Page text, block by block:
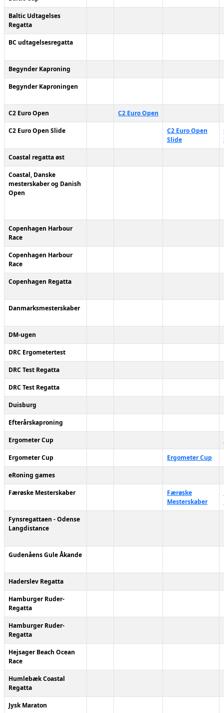
Baltic Udtagelses
Regatta
BC udtagelsesregatta
Begynder Kaproning
Begynder Kaproningen
C2 Euro Open C2 Euro Open
C2 Euro Open Slide
C2 Euro Open
Slide
Coastal regatta øst
Coastal, Danske
mesterskaber og Danish
Open
Copenhagen Harbour
Race
Copenhagen Harbour
Race
Copenhagen Regatta
Danmarksmesterskaber
DM-ugen
DRC Ergometertest
DRC Test Regatta
DRC Test Regatta
Duisburg
Efterårskaproning
Ergometer Cup
Ergometer Cup Ergometer Cup
eRoning games
Færøske Mesterskaber
Færøske
Mesterskaber
Fynsregattaen - Odense
Langdistance
Gudenåens Gule Åkande
Haderslev Regatta
Hamburger Ruder-
Regatta
Hamburger Ruder-
Regatta
Hejsager Beach Ocean
Race
Humlebæk Coastal
Regatta
Jysk Maraton